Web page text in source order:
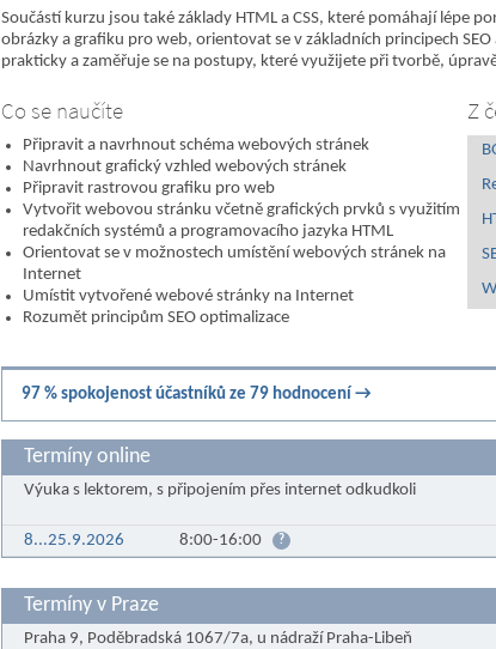
Součástí kurzu jsou také základy HTML a CSS, které pomáhají lépe
obrázky a grafiku pro web, orientovat se v základních principech
prakticky a zaměřuje se na postupy, které využijete při tvorbě,
Co se naučíte
Připravit a navrhnout schéma webových stránek
Navrhnout grafický vzhled webových stránek
Připravit rastrovou grafiku pro web
Vytvořit webovou stránku včetně grafických prvků s využitím
redakčních systémů a programovacího jazyka HTML
Orientovat se v možnostech umístění webových stránek na
Internet
Umístit vytvořené webové stránky na Internet
Rozumět principům SEO optimalizace
Z
97 % spokojenost účastníků ze 79 hodnocení →
Termíny online
Výuka s lektorem, s připojením přes internet odkudkoli
8...25.9.2026 8:00-16:00 ?
Termíny v Praze
Praha 9, Poděbradská 1067/7a, u nádraží Praha-Libeň